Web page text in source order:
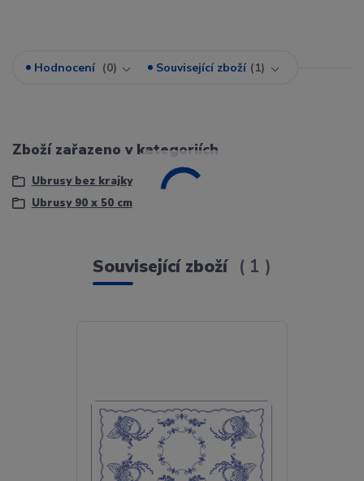
Hodnocení 0 Související zboží 1
Zboží zařazeno v kategoriích
Ubrusy bez krajky
Ubrusy 90 x 50 cm
Související zboží 1